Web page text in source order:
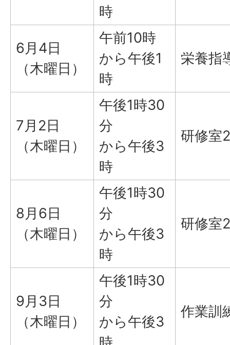
時
6月4日
（木曜日）
午前10時
から午後1
時
栄養指
7月2日
（木曜日）
午後1時30
分
から午後3
時
研修室2
8月6日
（木曜日）
午後1時30
分
から午後3
時
研修室2
9月3日
（木曜日）
午後1時30
分
から午後3
作業訓